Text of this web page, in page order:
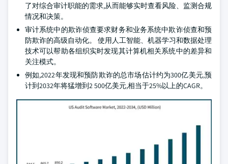
了对综合审计职能的需求,从而能够实时查看风险、监测合规
情况和决策。
审计系统中的欺诈侦查要求财务和业务系统中欺诈侦查和预
防欺诈的高级自动化。 使用人工智能、机器学习和数据处理
技术可以帮助各组织实时发现其计算机相关系统中的差异和
关注模式。
例如,2022年发现和预防欺诈的总市场估计约为300亿美元,预
计到2032年将猛增到2 500亿美元,相当于25%以上的CAGR。